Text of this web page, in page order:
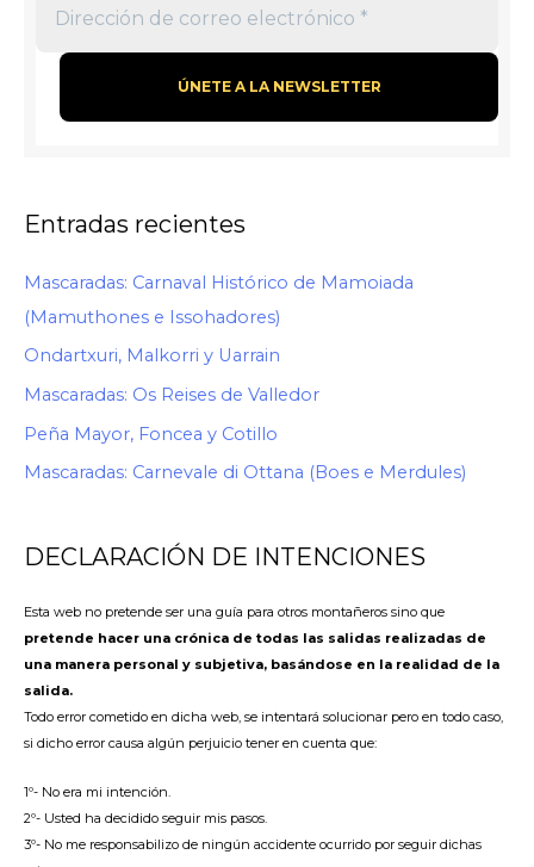
Entradas recientes
Mascaradas: Carnaval Histórico de Mamoiada
(Mamuthones e Issohadores)
Ondartxuri, Malkorri y Uarrain
Mascaradas: Os Reises de Valledor
Peña Mayor, Foncea y Cotillo
Mascaradas: Carnevale di Ottana (Boes e Merdules)
DECLARACIÓN DE INTENCIONES
Esta web no pretende ser una guía para otros montañeros sino que
pretende hacer una crónica de todas las salidas realizadas de
una manera personal y subjetiva, basándose en la realidad de la
salida.
Todo error cometido en dicha web, se intentará solucionar pero en todo caso,
si dicho error causa algún perjuicio tener en cuenta que:
1º- No era mi intención.
2º- Usted ha decidido seguir mis pasos.
3º- No me responsabilizo de ningún accidente ocurrido por seguir dichas